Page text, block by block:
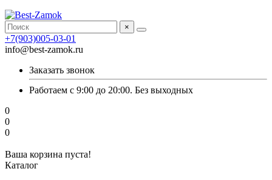
×
+7(903)005-03-01
info@best-zamok.ru
Заказать звонок
Работаем с 9:00 до 20:00. Без выходных
0
0
0
Ваша корзина пуста!
Каталог